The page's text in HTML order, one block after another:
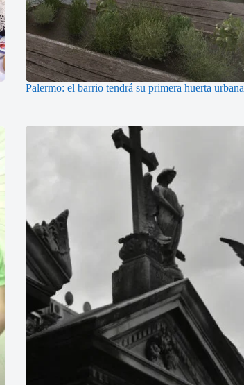
Palermo: el barrio tendrá su primera huerta urbana